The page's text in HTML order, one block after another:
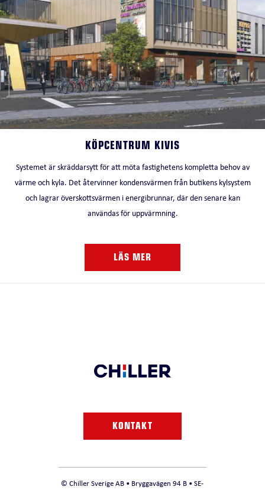
KÖPCENTRUM KIVIS
Systemet är skräddarsytt för att möta fastighetens kompletta behov av
värme och kyla. Det återvinner kondensvärmen från butikens kylsystem
och lagrar överskottsvärmen i energibrunnar, där den senare kan
användas för uppvärmning.
LÄS MER
KONTAKT
© Chiller Sverige AB • Bryggavägen 94 B • SE-